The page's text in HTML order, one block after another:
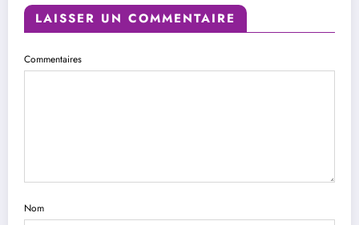
LAISSER UN COMMENTAIRE
Commentaires
Nom